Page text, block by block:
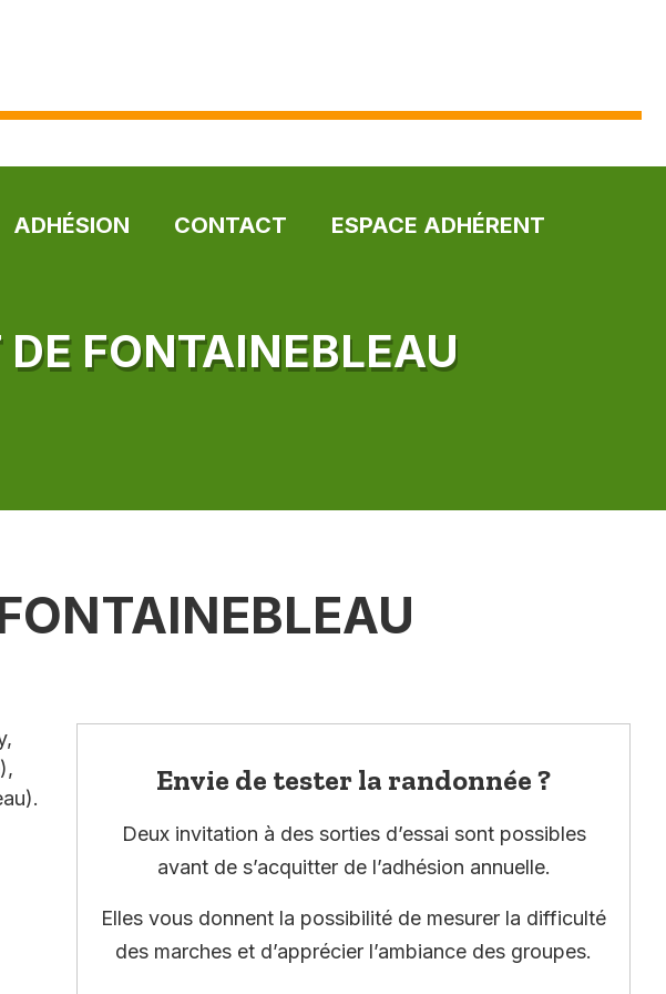
ADHÉSION CONTACT ESPACE ADHÉRENT
FONTAINEBLEAU
Envie de tester la randonnée ?
Deux invitation à des sorties d’essai sont possibles
avant de s’acquitter de l’adhésion annuelle.
Elles vous donnent la possibilité de mesurer la difficulté
des marches et d’apprécier l’ambiance des groupes.